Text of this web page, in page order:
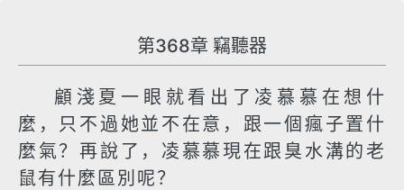
第368章 竊聽器
顧淺夏一眼就看出了凌慕慕在想什
麼，只不過她並不在意，跟一個瘋子置什
麼氣？再說了，凌慕慕現在跟臭水溝的老
鼠有什麼區別呢？